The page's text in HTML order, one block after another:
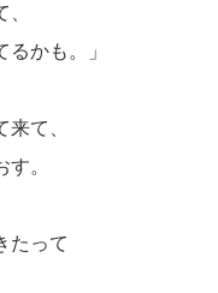
かも。」
て、
。
たって